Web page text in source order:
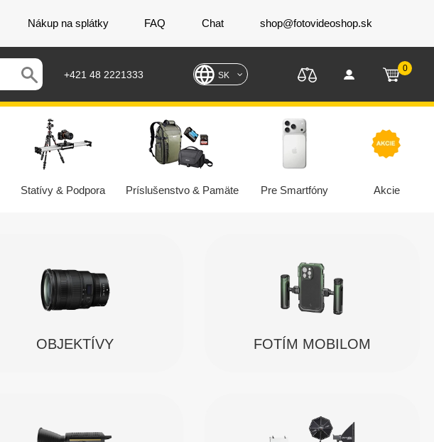
Nákup na splátky FAQ Chat shop@fotovideoshop.sk
+421 48 2221333 SK
0
Statívy & Podpora Príslušenstvo & Pamäte Pre Smartfóny Akcie
OBJEKTÍVY FOTÍM MOBILOM